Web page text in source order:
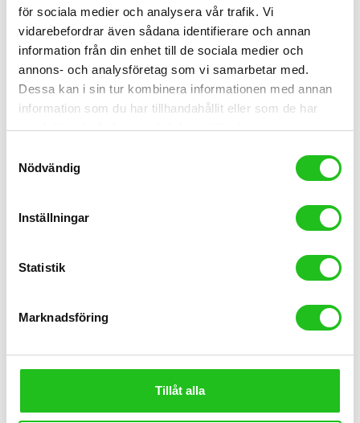
för sociala medier och analysera vår trafik. Vi
vidarebefordrar även sådana identifierare och annan
information från din enhet till de sociala medier och
annons- och analysföretag som vi samarbetar med.
Dessa kan i sin tur kombinera informationen med annan
information som du har tillhandahållit eller som de har
samlat in när du har använt deras tjänster.
Nödvändig
Inställningar
Statistik
Marknadsföring
Tillåt alla
Bianchi tillbehör
Bianchi Handskar Classic
449,00kr